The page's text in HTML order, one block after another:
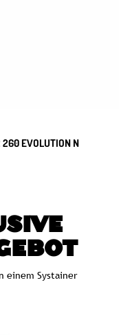
260 EVOLUTION N
einem Systainer